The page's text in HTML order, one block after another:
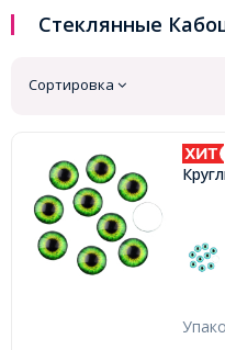
Стеклянные
Сортировка
Кабошоны Глазки Стеклянные